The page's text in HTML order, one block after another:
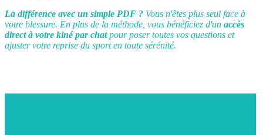
La différence avec un simple PDF ? Vous n'êtes plus seul face à
votre blessure. En plus de la méthode, vous bénéficiez d'un accès
direct à votre kiné par chatpour poser toutes vos questions et
ajuster votre reprise du sport en toute sérénité.